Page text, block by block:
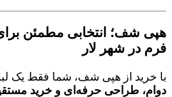
هپی شف؛ انتخابی مطمئن
فرم در شهر لار
با خرید از هپی شف، شما فقط یک
دوام، طراحی حرفه‌ای و خرید